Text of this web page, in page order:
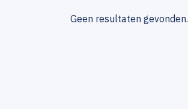
Geen resultaten gevonden.